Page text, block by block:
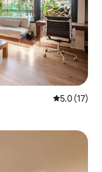
レビュー17
5.0 (17)